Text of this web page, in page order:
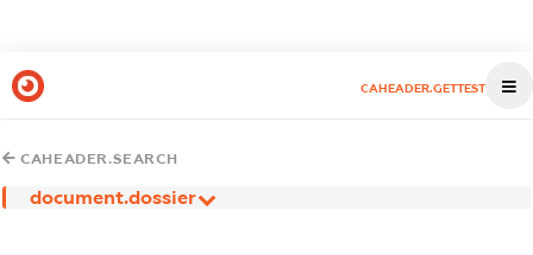
CAHEADER.GETTEST
CAHEADER.SEARCH
document.dossier